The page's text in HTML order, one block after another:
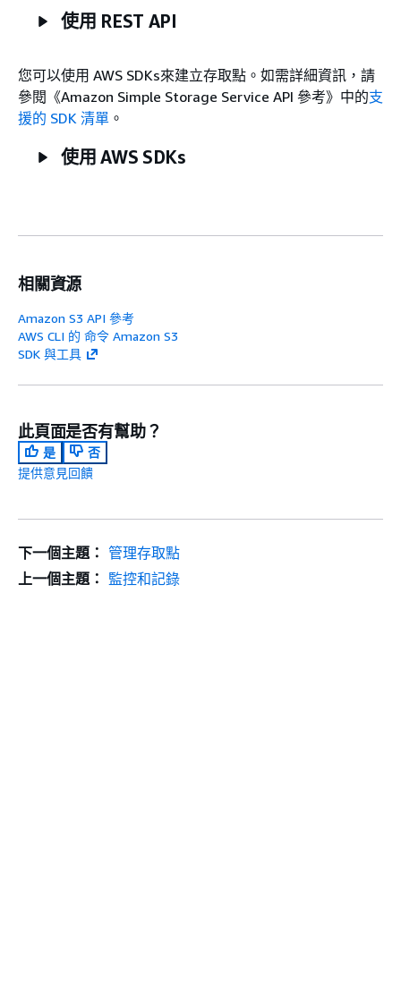
使用 REST API
您可以使用 AWS SDKs來建立存取點。如需詳細資訊，請
參閱《Amazon Simple Storage Service API 參考》中的支
援的 SDK 清單 。
使用 AWS SDKs
相關資源
Amazon S3 API 參考
AWS CLI 的 命令 Amazon S3
SDK 與工具
此頁面是否有幫助？
是
否
提供意見回饋
下一個主題： 管理存取點
上一個主題： 監控和記錄